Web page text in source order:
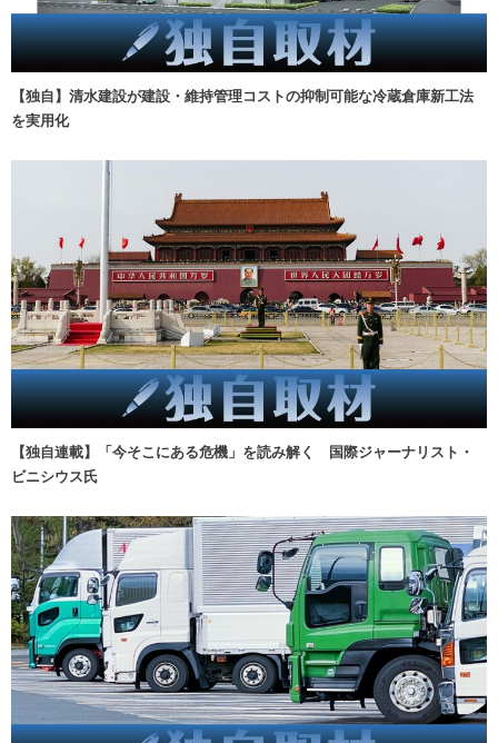
【独自】清水建設が建設・維持管理コストの抑制可能な冷蔵倉庫新工法
を実用化
【独自連載】「今そこにある危機」を読み解く 国際ジャーナリスト・
ビニシウス氏